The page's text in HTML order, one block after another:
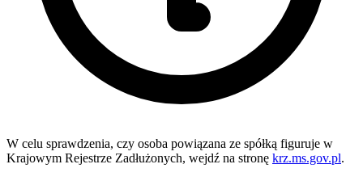
W celu sprawdzenia, czy osoba powiązana ze spółką figuruje w
Krajowym Rejestrze Zadłużonych, wejdź na stronę krz.ms.gov.pl.